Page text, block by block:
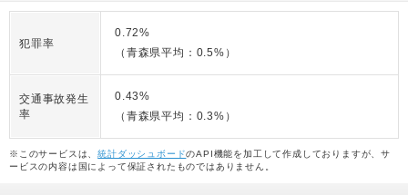
犯罪率
0.72%
（青森県平均：0.5%）
交通事故発生
率
0.43%
（青森県平均：0.3%）
※このサービスは、統計ダッシュボードのAPI機能を加工して作成しておりますが、サ
ービスの内容は国によって保証されたものではありません。